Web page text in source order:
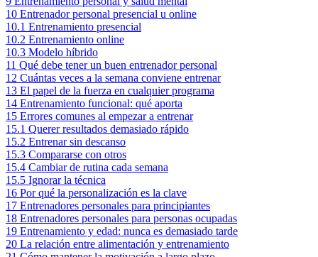
10 Entrenador personal presencial u online
10.1 Entrenamiento presencial
10.2 Entrenamiento online
10.3 Modelo híbrido
11 Qué debe tener un buen entrenador personal
12 Cuántas veces a la semana conviene entrenar
13 El papel de la fuerza en cualquier programa
14 Entrenamiento funcional: qué aporta
15 Errores comunes al empezar a entrenar
15.1 Querer resultados demasiado rápido
15.2 Entrenar sin descanso
15.3 Compararse con otros
15.4 Cambiar de rutina cada semana
15.5 Ignorar la técnica
16 Por qué la personalización es la clave
17 Entrenadores personales para principiantes
18 Entrenadores personales para personas ocupadas
19 Entrenamiento y edad: nunca es demasiado tarde
20 La relación entre alimentación y entrenamiento